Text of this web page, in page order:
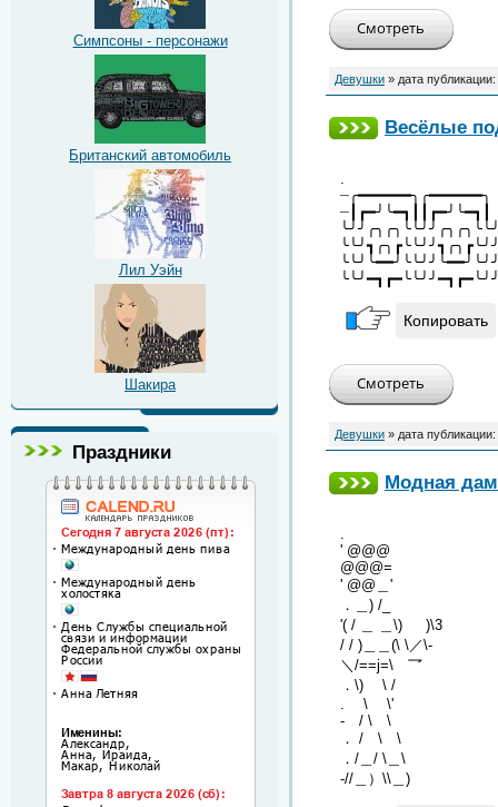
Симпсоны - персонажи
Британский автомобиль
Лил Уэйн
Шакира
Праздники
Девушки » дата публикации:
Весёлые
.
┈╭━━━━━━╮╭━━━━━━╮
┈┃┏━╯╰━┓┃┃┏━╯╰━┓┃
Копировать
Девушки » дата публикации:
Модная
.
' @@@
@@@=
' @@＿'
．＿) /_
'( / ＿ ＿\) )\3
/ / )＿＿(\ \／\-
＼/==j=\ 乛
．\) \ /
. \ \'
- / \ \
． / \ \
．/＿/ \＿\
-//＿）\\＿)